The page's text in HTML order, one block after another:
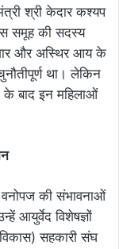
श्री केदार कश्यप
समूह की सदस्य
और अस्थिर आय के
था। लेकिन
बाद इन महिलाओं
की संभावनाओं
आयुर्वेद विशेषज्ञों
सहकारी संघ